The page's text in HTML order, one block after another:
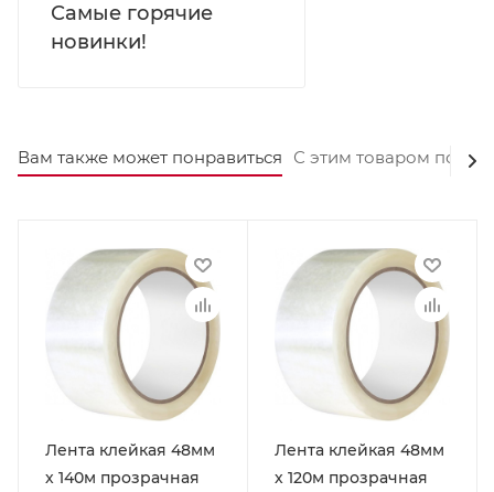
Самые горячие
новинки!
Вам также может понравиться С этим товаром
Лента клейкая 48мм
х 140м прозрачная
Лента клейкая 48мм
х 120м прозрачная